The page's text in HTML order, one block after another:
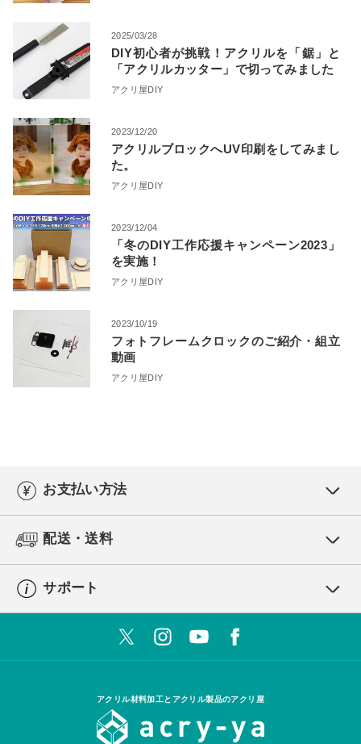
2025/03/28
DIY初心者が挑戦！アクリルを「鋸」と
「アクリルカッター」で切ってみました
アクリ屋DIY
2023/12/20
アクリルブロックへUV印刷をしてみまし
た。
アクリ屋DIY
2023/12/04
「冬のDIY工作応援キャンペーン2023」
を実施！
アクリ屋DIY
2023/10/19
フォトフレームクロックのご紹介・組立
動画
アクリ屋DIY
お支払い方法
配送・送料
サポート
アクリル材料加工とアクリル製品のアクリ屋